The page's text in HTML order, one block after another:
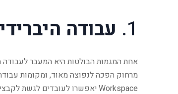
1. עבודה
אחת המגמות הבולטות היא המעבר
Workspace יאפשרו לעובדים לגשת לקבצים וליישומים מכל מקום ובכל זמן, תוך שמירה על שיתוף פעולה יעיל בין צוותים.